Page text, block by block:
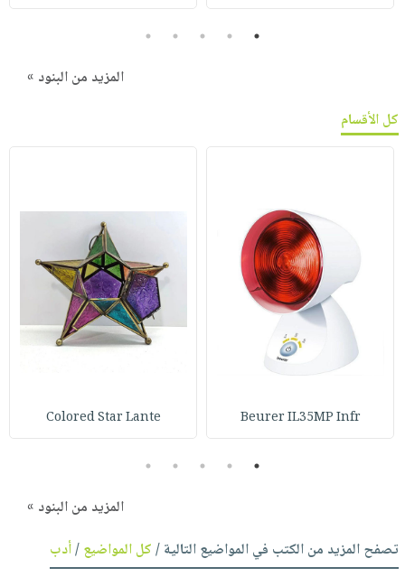
1
2
3
4
5
المزيد من البنود »
كل الأقسام
Beurer IL35MP Infr
Colored Star Lante
1
2
3
4
5
المزيد من البنود »
تصفح المزيد من الكتب في المواضيع التالية /كل المواضيع/أدب